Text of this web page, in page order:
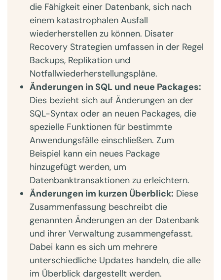
die Fähigkeit einer Datenbank, sich nach
einem katastrophalen Ausfall
wiederherstellen zu können. Disater
Recovery Strategien umfassen in der Regel
Backups, Replikation und
Notfallwiederherstellungspläne.
Änderungen in SQL und neue Packages:
Dies bezieht sich auf Änderungen an der
SQL-Syntax oder an neuen Packages, die
spezielle Funktionen für bestimmte
Anwendungsfälle einschließen. Zum
Beispiel kann ein neues Package
hinzugefügt werden, um
Datenbanktransaktionen zu erleichtern.
Änderungen im kurzen Überblick: Diese
Zusammenfassung beschreibt die
genannten Änderungen an der Datenbank
und ihrer Verwaltung zusammengefasst.
Dabei kann es sich um mehrere
unterschiedliche Updates handeln, die alle
im Überblick dargestellt werden.